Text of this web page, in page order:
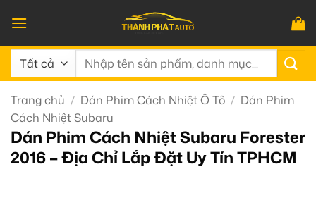
qua
nội
dung
Tìm
Trang chủ / Dán Phim Cách Nhiệt Ô Tô / Dán Phim
Cách Nhiệt Subaru
Dán Phim Cách Nhiệt Subaru Forester
2016 – Địa Chỉ Lắp Đặt Uy Tín TPHCM